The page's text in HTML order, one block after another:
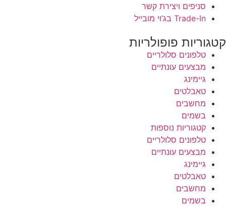
סניפים ויצירת קשר
Trade-In בג’וי מובייל
קטגוריות פופולריות
טלפונים סלולריים
מבצעים עונתיים
גיימינג
טאבלטים
מחשבים
בשמים
קטגוריות נוספות
טלפונים סלולריים
מבצעים עונתיים
גיימינג
טאבלטים
מחשבים
בשמים